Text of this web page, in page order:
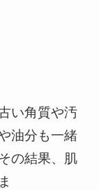
質や汚
油分も一緒
の結果、肌